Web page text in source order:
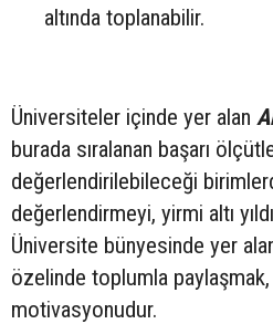
altında toplanabilir.
Üniversiteler içinde yer alan
burada sıralanan başarı
değerlendirilebileceği
değerlendirmeyi, yirmi altı
Üniversite bünyesinde yer
özelinde toplumla paylaşmak,
motivasyonudur.